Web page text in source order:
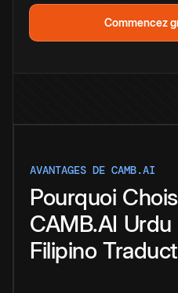
Commencez
AVANTAGES DE CAMB.AI
Pourquoi
CAMB.AI Urdu
Filipino